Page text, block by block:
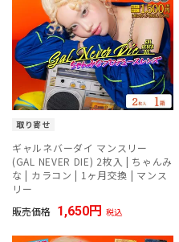
取り寄せ
ギャルネバーダイ マンスリー
(GAL NEVER DIE) 2枚入 | ちゃんみ
な | カラコン | 1ヶ月交換 | マンス
リー
販売価格 1,650 税込